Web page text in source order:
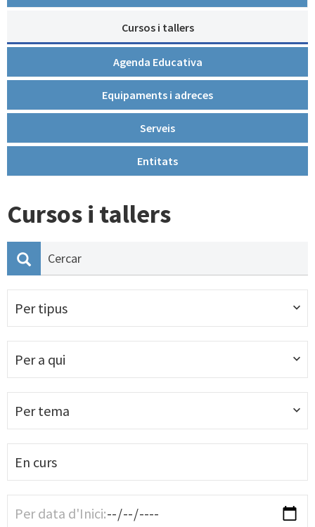
Cursos i tallers
Agenda Educativa
Equipaments i adreces
Serveis
Entitats
Cursos i tallers
Per tipus
Per a qui
Per tema